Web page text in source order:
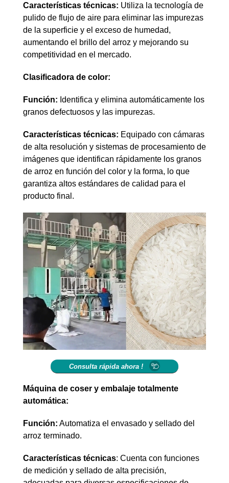
Características técnicas: Utiliza la tecnología de
pulido de flujo de aire para eliminar las impurezas
de la superficie y el exceso de humedad,
aumentando el brillo del arroz y mejorando su
competitividad en el mercado.
Clasificadora de color:
Función: Identifica y elimina automáticamente los
granos defectuosos y las impurezas.
Características técnicas: Equipado con cámaras
de alta resolución y sistemas de procesamiento de
imágenes que identifican rápidamente los granos
de arroz en función del color y la forma, lo que
garantiza altos estándares de calidad para el
producto final.
Consulta rápida ahora !
Máquina de coser y embalaje totalmente
automática:
Función: Automatiza el envasado y sellado del
arroz terminado.
Características técnicas: Cuenta con funciones
de medición y sellado de alta precisión,